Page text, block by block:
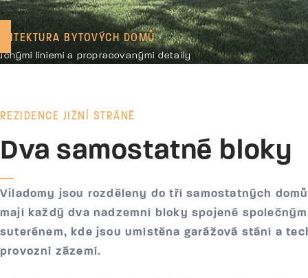
BYTOVÝCH DOMŮ
liniemi a propracovanými detaily
REZIDENCE JIŽNÍ STRÁNĚ
Dva samostatné bloky
Viladomy jsou rozděleny do tří samostatných
mají každý dva nadzemní bloky spojené společným
suterénem, kde jsou umístěna garážová stání a
provozní zázemí.